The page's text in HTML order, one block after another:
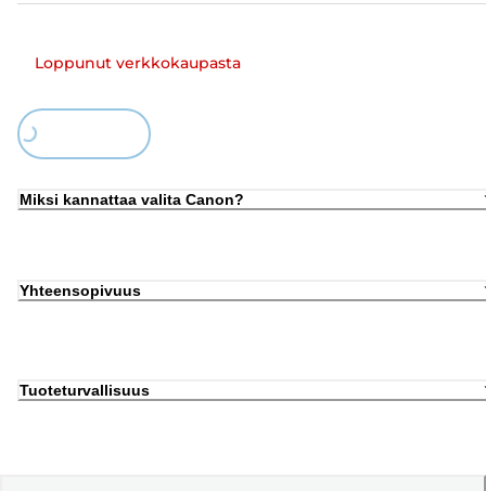
Loppunut verkkokaupasta
Loading...
Miksi kannattaa valita Canon?
Yhteensopivuus
Tuoteturvallisuus